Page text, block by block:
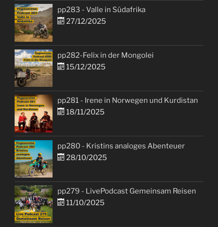
pp283 - Valle in Südafrika
27/12/2025
pp282-Felix in der Mongolei
15/12/2025
pp281 - Irene in Norwegen und Kurdistan
18/11/2025
pp280 - Kristins analoges Abenteuer
28/10/2025
pp279 - LivePodcast Gemeinsam Reisen
11/10/2025